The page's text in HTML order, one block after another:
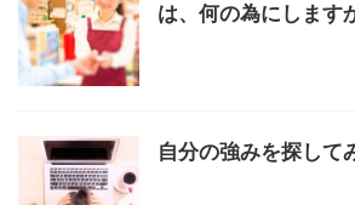
は、何の為にします
自分の強みを探して